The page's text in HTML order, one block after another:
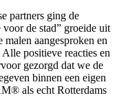
partners ging de
de stad” groeide uit
aangesproken en
positieve reacties en
gezorgd dat we de
binnen een eigen
als echt Rotterdams